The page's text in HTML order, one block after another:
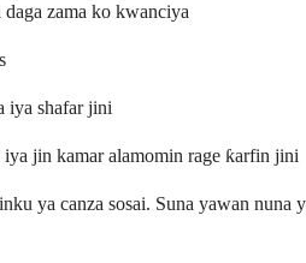
daga zama ko kwanciya
iya shafar jini
jin kamar alamomin rage ƙarfin jini
ya canza sosai. Suna yawan